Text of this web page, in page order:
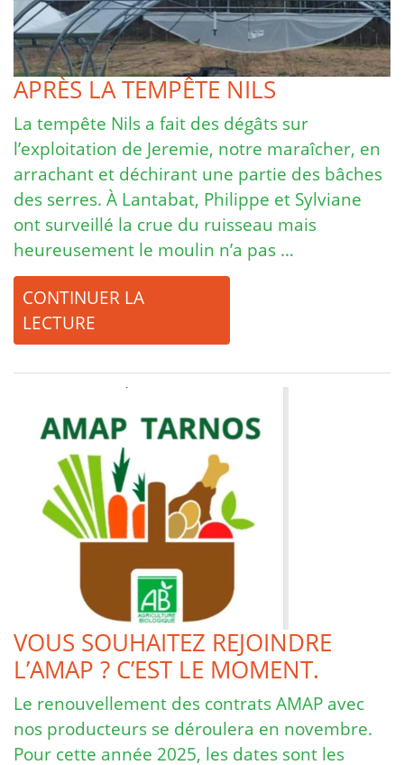
APRÈS LA TEMPÊTE NILS
La tempête Nils a fait des dégâts sur
l’exploitation de Jeremie, notre maraîcher, en
arrachant et déchirant une partie des bâches
des serres. À Lantabat, Philippe et Sylviane
ont surveillé la crue du ruisseau mais
heureusement le moulin n’a pas …
CONTINUER LA
LECTURE
VOUS SOUHAITEZ REJOINDRE
L’AMAP ? C’EST LE MOMENT.
Le renouvellement des contrats AMAP avec
nos producteurs se déroulera en novembre.
Pour cette année 2025, les dates sont les